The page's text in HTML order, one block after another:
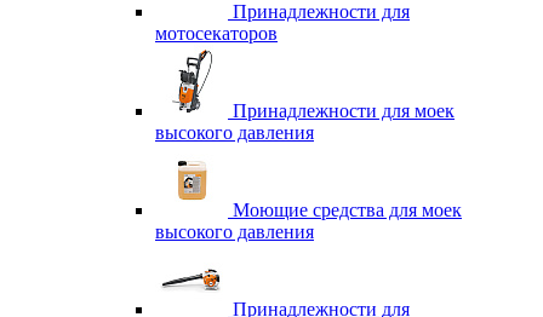
Принадлежности для
мотосекаторов
Принадлежности для моек
высокого давления
Моющие средства для моек
высокого давления
Принадлежности для